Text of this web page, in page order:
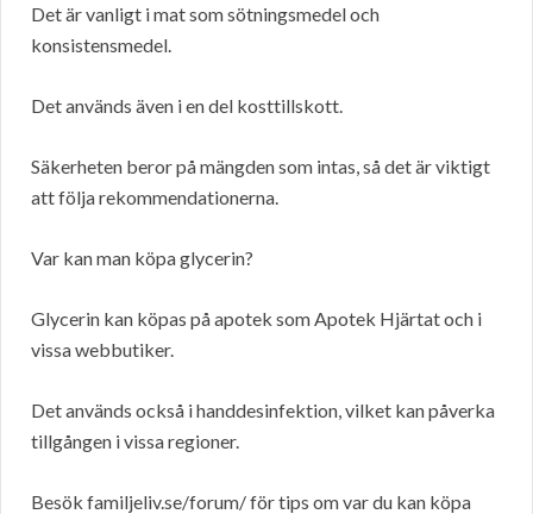
Det är vanligt i mat som sötningsmedel och
konsistensmedel.
Det används även i en del kosttillskott.
Säkerheten beror på mängden som intas, så det är viktigt
att följa rekommendationerna.
Var kan man köpa glycerin?
Glycerin kan köpas på apotek som Apotek Hjärtat och i
vissa webbutiker.
Det används också i handdesinfektion, vilket kan påverka
tillgången i vissa regioner.
Besök familjeliv.se/forum/ för tips om var du kan köpa